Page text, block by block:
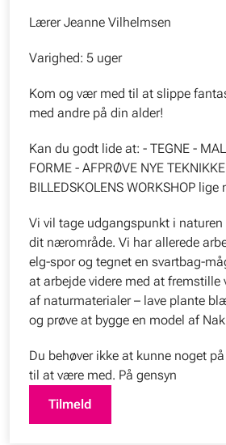
Lærer Jeanne Vilhelmsen
Varighed: 5 uger
Kom og vær med til at slippe
med andre på din alder!
Kan du godt lide at: - TEGNE -
FORME - AFPRØVE NYE
BILLEDSKOLENS WORKSHOP
Vi vil tage udgangspunkt i naturen
dit nærområde. Vi har allerede
elg-spor og tegnet en svartbag-
at arbejde videre med at fremstille
af naturmaterialer – lave plante
og prøve at bygge en model af
Du behøver ikke at kunne noget
til at være med. På gensyn
Tilmeld